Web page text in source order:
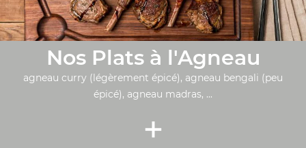
Nos Plats à l'Agneau
agneau curry (légèrement épicé), agneau bengali (peu
épicé), agneau madras, ...
+